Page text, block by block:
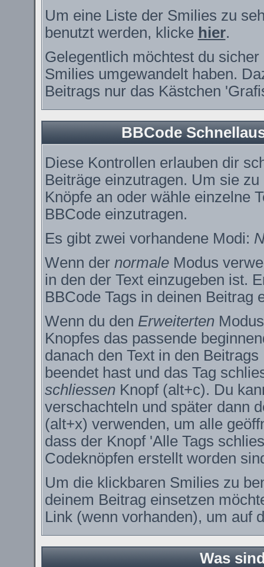
Um eine Liste der Smilies zu
benutzt werden, klicke hier.
Gelegentlich möchtest du
Smilies umgewandelt haben.
Beitrags nur das Kästchen
BBCode
Diese Kontrollen erlauben dir
Beiträge einzutragen. Um sie
Knöpfe an oder wähle einzelne
BBCode einzutragen.
Es gibt zwei vorhandene Modi:
Wenn der normaleModus
in den der Text einzugeben ist.
BBCode Tags in deinen Beitrag
Wenn du den ErweitertenModus
Knopfes das passende
danach den Text in den
beendet hast und das Tag
schliessenKnopf (alt+c). Du
verschachteln und später dann
(alt+x) verwenden, um alle
dass der Knopf 'Alle Tags
Codeknöpfen erstellt worden
Um die klickbaren Smilies zu
deinem Beitrag einsetzen
Link (wenn vorhanden), um auf
Was